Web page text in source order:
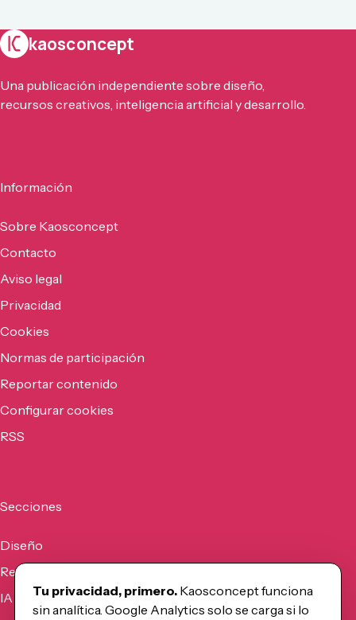
kaosconcept
Una publicación independiente sobre diseño,
recursos creativos, inteligencia artificial y desarrollo.
Información
Sobre Kaosconcept
Contacto
Aviso legal
Privacidad
Cookies
Normas de participación
Reportar contenido
Configurar cookies
RSS
Secciones
Diseño
Recursos
IA
Tu privacidad, primero. Kaosconcept funciona
sin analítica. Google Analytics solo se carga si lo